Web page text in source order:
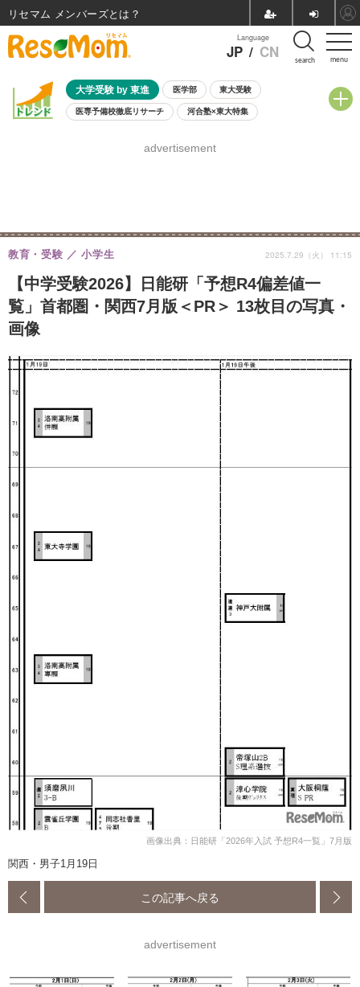
menu
Language
JP / CN search
大学受験 by 東進 医学部 東大受験
医専予備校徹底リサーチ 河合塾×東大特集
8月開催学校説明会・相談会
advertisement
【中学受験2026】日能研「予想R4偏差値一
覧」首都圏・関西7月版＜PR＞ 13枚目の写真・
画像
教育・受験 小学生 2025.7.29（火） 11:15
画像出典：日能研「2026年入試 予想R4一覧」7月版
関西・男子1月19日
この記事へ戻る
advertisement
リセマム メンバーズ